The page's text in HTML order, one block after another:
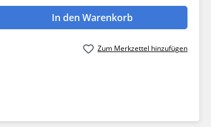
Gib den gewünschten Wert
In den Warenkorb
Zum Merkzettel hinzufügen